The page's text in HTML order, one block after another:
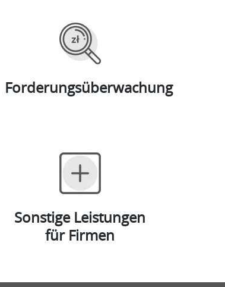
Forderungsüberwachung
Sonstige Leistungen
für Firmen